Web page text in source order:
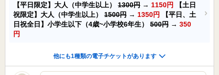
【平日限定】大人（中学生以上） 1300円 → 1150円
【土日
祝限定】大人（中学生以上） 1500円 → 1350円
【平日、土
日祝全日】小学生以下（4歳~小学校6年生） 500円 → 350
円
他にも1種類の電子チケットがあります